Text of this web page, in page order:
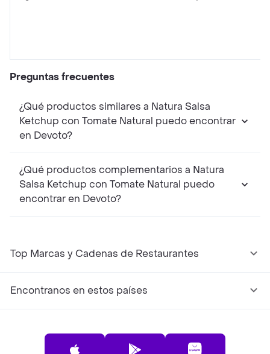
Preguntas frecuentes
¿Qué productos similares a Natura Salsa
Ketchup con Tomate Natural puedo encontrar
en Devoto?
¿Qué productos complementarios a Natura
Salsa Ketchup con Tomate Natural puedo
encontrar en Devoto?
Top Marcas y Cadenas de Restaurantes
Encontranos en estos países